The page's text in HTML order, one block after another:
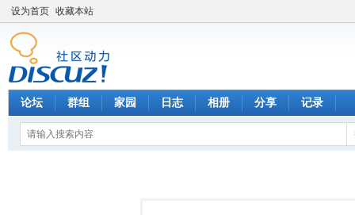
设为首页 收藏本站
论坛 群组 家园 日志 相册 分享 记录